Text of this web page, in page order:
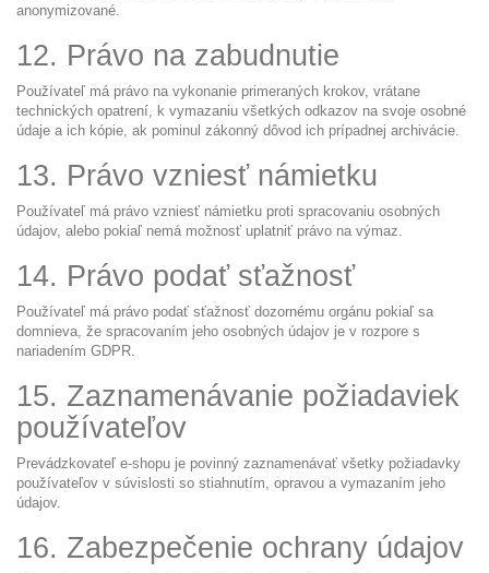
anonymizované.
12. Právo na zabudnutie
Používateľ má právo na vykonanie primeraných krokov, vrátane
technických opatrení, k vymazaniu všetkých odkazov na svoje osobné
údaje a ich kópie, ak pominul zákonný dôvod ich prípadnej archivácie.
13. Právo vzniesť námietku
Používateľ má právo vzniesť námietku proti spracovaniu osobných
údajov, alebo pokiaľ nemá možnosť uplatniť právo na výmaz.
14. Právo podať sťažnosť
Používateľ má právo podať sťažnosť dozornému orgánu pokiaľ sa
domnieva, že spracovaním jeho osobných údajov je v rozpore s
nariadením GDPR.
15. Zaznamenávanie požiadaviek
používateľov
Prevádzkovateľ e-shopu je povinný zaznamenávať všetky požiadavky
používateľov v súvislosti so stiahnutím, opravou a vymazaním jeho
údajov.
16. Zabezpečenie ochrany údajov